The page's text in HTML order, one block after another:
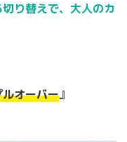
り替えで、大人のカ
オーバー』